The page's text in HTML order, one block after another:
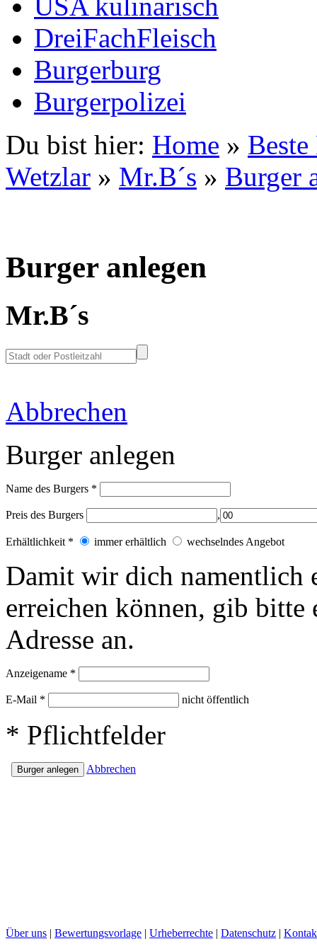
DreiFachFleisch
Burgerburg
Burgerpolizei
Du bist hier: Home »
Wetzlar » Mr.B´s » Burger
Burger anlegen
Mr.B´s
Abbrechen
Burger anlegen
Name des Burgers *
Preis des Burgers ,
Erhältlichkeit * immer erhältlich wechselndes Angebot
Damit wir dich namentlich
erreichen können, gib
Adresse an.
Anzeigename *
E-Mail * nicht öffentlich
* Pflichtfelder
Abbrechen
Über uns | Bewertungsvorlage | Urheberrechte | Datenschutz |